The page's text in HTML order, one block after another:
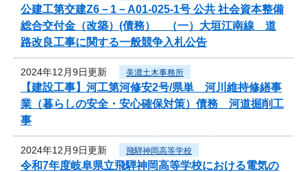
公建工第交建Z6－1－A01-025-1号 公共 社会資本整備
総合交付金（改築）(債務） （一）大垣江南線 道
路改良工事に関する一般競争入札公告
2024年12月9日更新 美濃土木事務所
【建設工事】河工第河修安2号/県単 河川維持修繕事
業（暮らしの安全・安心確保対策）債務 河道掘削工
事
2024年12月9日更新 飛騨神岡高等学校
令和7年度岐阜県立飛騨神岡高等学校における電気の